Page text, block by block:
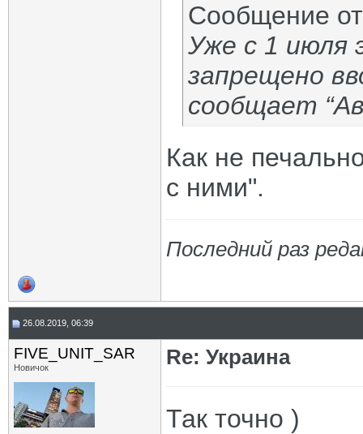
Сообщение
Уже с 1 июля
запрещено
сообщает
Как не
с ними".
Последний раз
26.08.2019, 06:39
FIVE_UNIT_SAR
Новичок Re: Украина
Так точно )